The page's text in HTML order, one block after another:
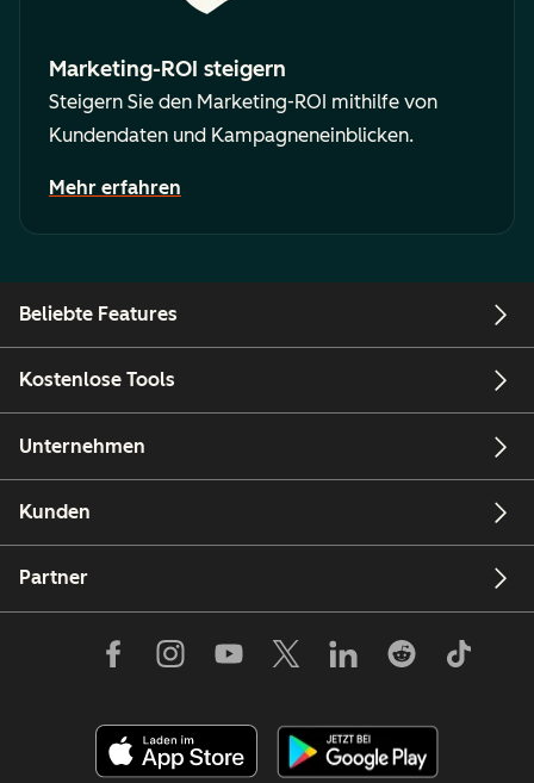
Marketing-ROI steigern
Steigern Sie den Marketing-ROI mithilfe von
Kundendaten und Kampagneneinblicken.
Mehr erfahren
Beliebte Features
Kostenlose Tools
Unternehmen
Kunden
Partner